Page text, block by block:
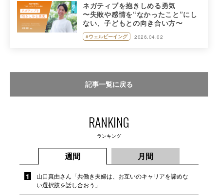
ネガティブを抱きしめる勇気
〜失敗や感情を“なかったこと”にし
ない、子どもとの向き合い方〜
#ウェルビーイング 2026.04.02
記事一覧に戻る
RANKING
ランキング
週間 月間
山口真由さん「共働き夫婦は、お互いのキャリアを諦めな
い選択肢を話し合おう」